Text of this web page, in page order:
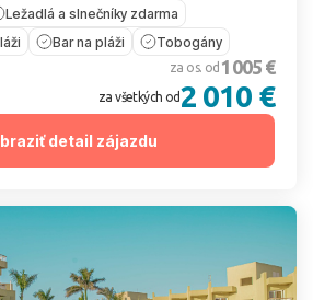
Ležadlá a slnečníky zdarma
Bar na pláži Tobogány
za os. od 1 005 €
za všetkých od2 010 €
detail zájazdu